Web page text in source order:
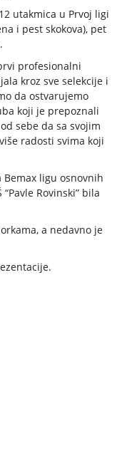
utakmica u Prvoj ligi
i pest skokova), pet
profesionalni
kroz sve selekcije i
da ostvarujemo
koji je prepoznali
sebe da sa svojim
radosti svima koji
ligu osnovnih
Rovinski” bila
a nedavno je